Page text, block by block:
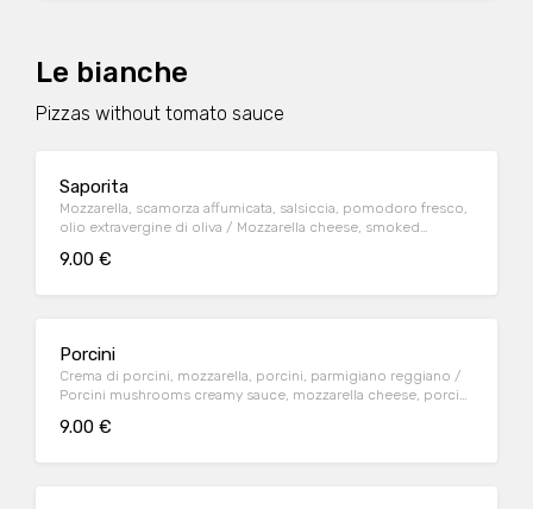
Le bianche
Pizzas without tomato sauce
Saporita
Mozzarella, scamorza affumicata, salsiccia, pomodoro fresco,
olio extravergine di oliva / Mozzarella cheese, smoked
9.00 €
Porcini
Crema di porcini, mozzarella, porcini, parmigiano reggiano /
Porcini mushrooms creamy sauce, mozzarella cheese, porcini
9.00 €